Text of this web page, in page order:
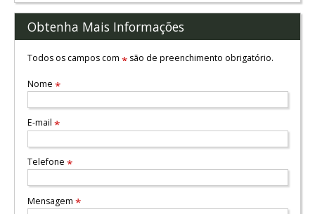
Obtenha Mais Informações
Todos os campos com *são de preenchimento obrigatório.
Nome *
E-mail *
Telefone *
Mensagem *